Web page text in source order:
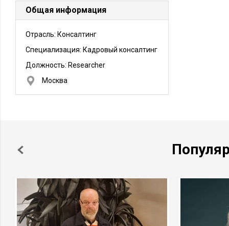
Общая информация
Отрасль: Консалтинг
Специализация: Кадровый консалтинг
Должность: Researcher
Москва